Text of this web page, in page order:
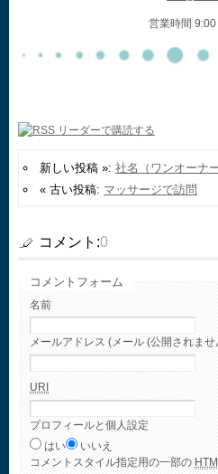
営業時間
新しい投稿 »: 社名（ワンオーナ
« 古い投稿: マッサージで訪問
コメント:0
コメントフォーム
名前
メールアドレス (メール (公開されませ
URI
プロフィールと個人設定
はい
いいえ
コメント スタイル指定用の一部の